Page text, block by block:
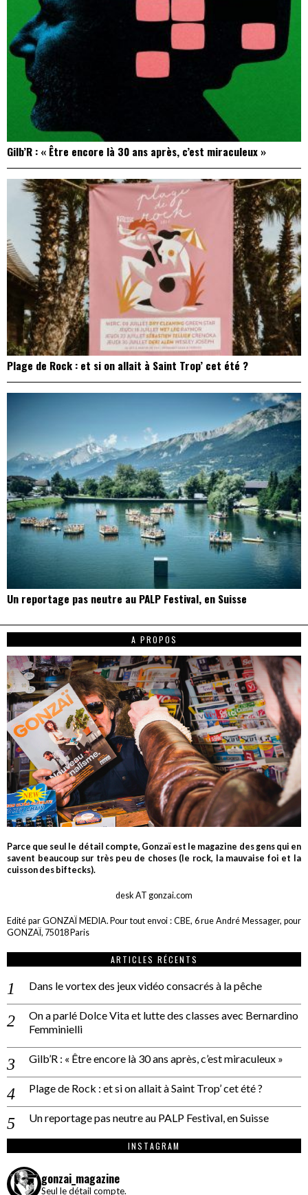
Gilb’R : « Être encore là 30 ans après, c’est miraculeux »
Plage de Rock : et si on allait à Saint Trop’ cet été ?
Un reportage pas neutre au PALP Festival, en Suisse
A PROPOS
Parce que seul le détail compte, Gonzaï est le magazine des gens qui en
savent beaucoup sur très peu de choses (le rock, la mauvaise foi et la
cuisson des biftecks).
desk AT gonzai.com
Edité par GONZAÏ MEDIA. Pour tout envoi : CBE, 6 rue André Messager, pour
GONZAÏ, 75018 Paris
ARTICLES RÉCENTS
Dans le vortex des jeux vidéo consacrés à la pêche
On a parlé Dolce Vita et lutte des classes avec Bernardino
Femminielli
Gilb’R : « Être encore là 30 ans après, c’est miraculeux »
Plage de Rock : et si on allait à Saint Trop’ cet été ?
Un reportage pas neutre au PALP Festival, en Suisse
INSTAGRAM
gonzai_magazine
Seul le détail compte.